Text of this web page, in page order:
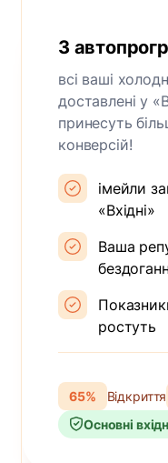
З
всі ваші
доставлені у
принесуть
конверсій!
імейли
«Вхідні»
Ваша
ростуть
65% Відкриття
Основні